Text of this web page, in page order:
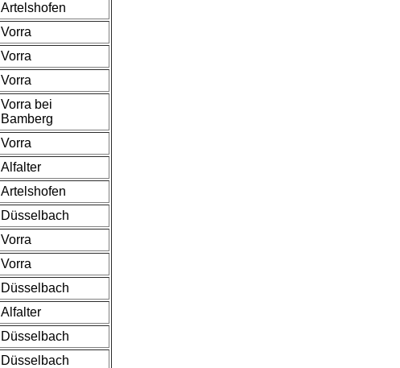
Artelshofen
Vorra
Vorra
Vorra
Vorra bei
Bamberg
Vorra
Alfalter
Artelshofen
Düsselbach
Vorra
Vorra
Düsselbach
Alfalter
Düsselbach
Düsselbach